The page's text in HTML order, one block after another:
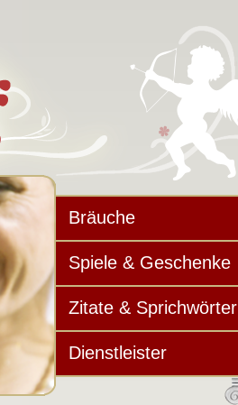
Bräuche
Spiele & Geschenke
Zitate & Sprichwörter
Dienstleister